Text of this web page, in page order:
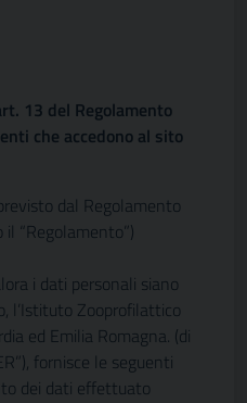
13 del Regolamento
che accedono al sito
dal Regolamento
“Regolamento”)
i dati personali siano
l’Istituto Zooprofilattico
ed Emilia Romagna. (di
fornisce le seguenti
dei dati effettuato